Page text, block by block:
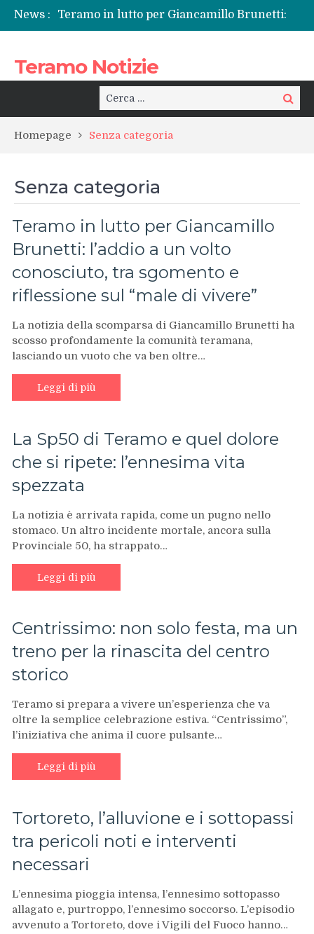
News :
Teramo in lutto per Giancamillo Brunetti:
l’addio a un volto conosciuto, tra sgomento
La Sp50 di Teramo e quel dolore che si
ripete: l’ennesima vita spezzata
Centrissimo: non solo festa, ma un treno
per la rinascita del centro storico
pericoli noti e interventi necessari
territorio
Teramo Notizie
Cerca: Cerca
Homepage Senza categoria
Senza categoria
Teramo in lutto per Giancamillo
Brunetti: l’addio a un volto
conosciuto, tra sgomento e
riflessione sul “male di vivere”
La notizia della scomparsa di Giancamillo Brunetti ha
scosso profondamente la comunità teramana,
lasciando un vuoto che va ben oltre…
Leggi di più
La Sp50 di Teramo e quel dolore
che si ripete: l’ennesima vita
spezzata
La notizia è arrivata rapida, come un pugno nello
stomaco. Un altro incidente mortale, ancora sulla
Provinciale 50, ha strappato…
Leggi di più
Centrissimo: non solo festa, ma un
treno per la rinascita del centro
storico
Teramo si prepara a vivere un’esperienza che va
oltre la semplice celebrazione estiva. “Centrissimo”,
l’iniziativa che anima il cuore pulsante…
Leggi di più
Tortoreto, l’alluvione e i sottopassi
tra pericoli noti e interventi
necessari
L’ennesima pioggia intensa, l’ennesimo sottopasso
allagato e, purtroppo, l’ennesimo soccorso. L’episodio
avvenuto a Tortoreto, dove i Vigili del Fuoco hanno…